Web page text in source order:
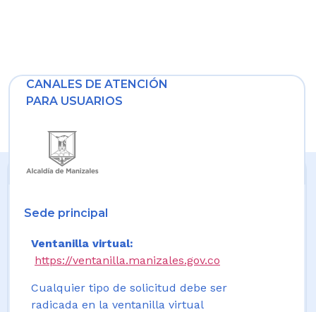
CANALES DE ATENCIÓN
PARA USUARIOS
Sede principal
Ventanilla virtual:
https://ventanilla.manizales.gov.co
Cualquier tipo de solicitud debe ser
radicada en la ventanilla virtual